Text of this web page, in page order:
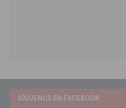
SÍGUENOS EN FACEBOOK